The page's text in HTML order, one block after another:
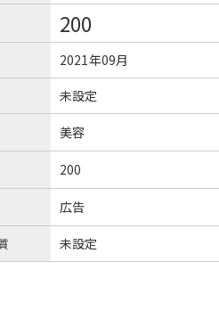
200
2021年09月
未設定
美容
200
広告
未設定